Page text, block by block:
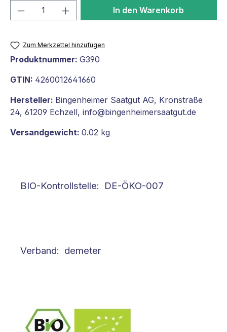
Produkt Anzahl: Gib denIn den Warenkorb
Zum Merkzettel hinzufügen
Produktnummer: G390
GTIN: 4260012641660
Hersteller: Bingenheimer Saatgut AG, Kronstraße
24, 61209 Echzell, info@bingenheimersaatgut.de
Versandgewicht: 0.02 kg
BIO-Kontrollstelle: DE-ÖKO-007
Verband: demeter